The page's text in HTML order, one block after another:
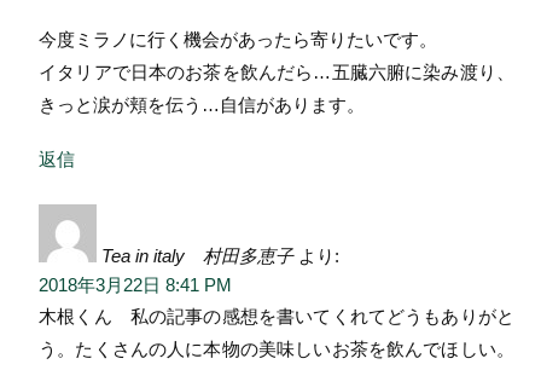
今度ミラノに行く機会があったら寄りたいです。
イタリアで日本のお茶を飲んだら…五臓六腑に染み渡り、
きっと涙が頬を伝う…自信があります。
返信
Tea in italy 村田多恵子 より:
2018年3月22日 8:41 PM
木根くん 私の記事の感想を書いてくれてどうもありがと
う。たくさんの人に本物の美味しいお茶を飲んでほしい。